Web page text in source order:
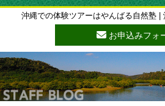
沖縄での体験ツアーはやんばる自然塾 |
お申込みフォ